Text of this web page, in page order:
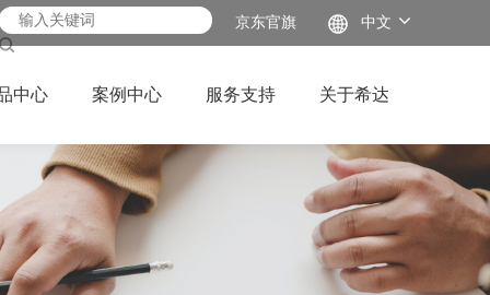
中文
京东官旗
中心 案例中心 服务支持 关于希达